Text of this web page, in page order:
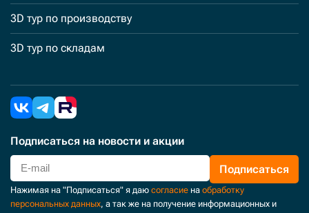
3D тур по производству
3D тур по складам
Подписаться на новости и акции
Подписаться
Нажимая на "Подписаться" я даю согласие на обработку
персональных данных, а так же на получение информационных и